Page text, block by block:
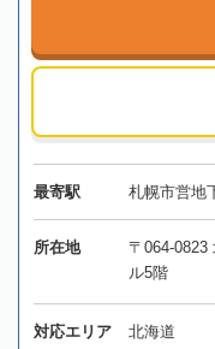
最寄駅 札幌市営地
所在地
〒064-0823
ル5階
対応エリア 北海道